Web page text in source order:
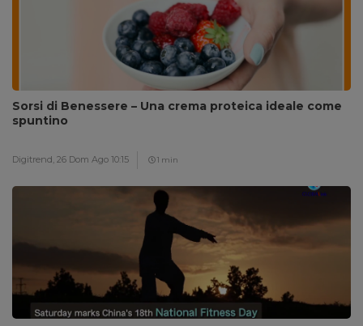
Sorsi di Benessere – Una crema proteica ideale come
spuntino
Digitrend, 26 Dom Ago 10:15 1 min